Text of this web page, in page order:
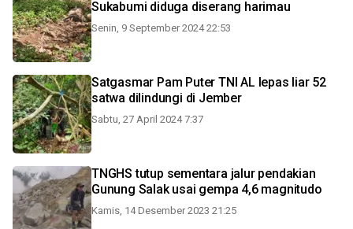
Sukabumi diduga diserang harimau
Senin, 9 September 2024 22:53
Satgasmar Pam Puter TNI AL lepas liar 52
satwa dilindungi di Jember
Sabtu, 27 April 2024 7:37
TNGHS tutup sementara jalur pendakian
Gunung Salak usai gempa 4,6 magnitudo
Kamis, 14 Desember 2023 21:25